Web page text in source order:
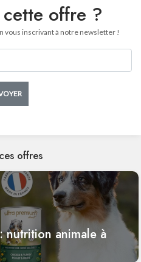
offre ?
vous inscrivant à notre newsletter !
offres
nutrition animale à